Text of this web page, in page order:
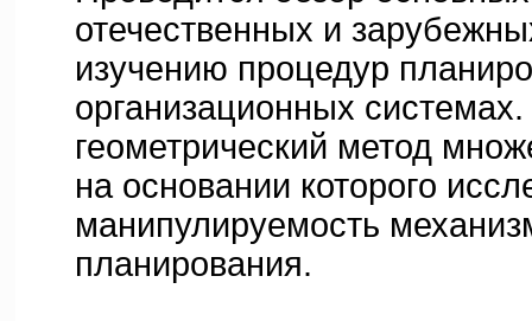
отечественных и
изучению процедур
организационных
геометрический метод
на основании которого
манипулируемость
планирования.